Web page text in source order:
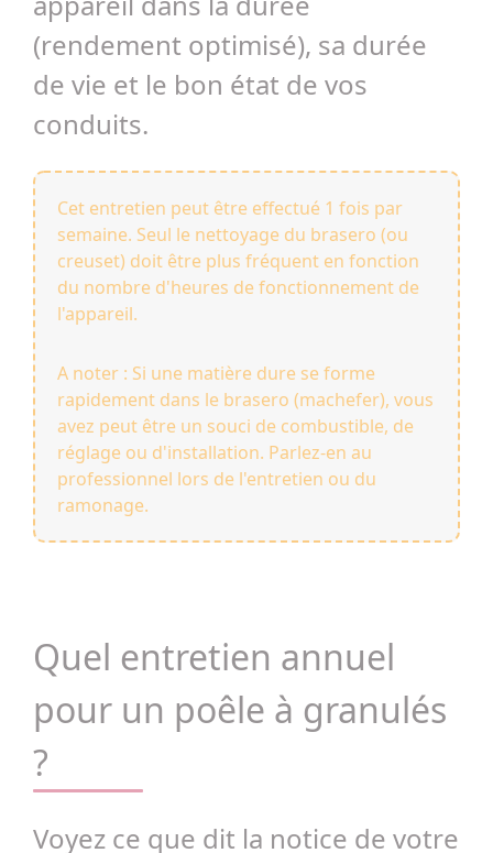
(rendement optimisé), sa durée
de vie et le bon état de vos
conduits.
Cet entretien peut être effectué 1 fois par
semaine. Seul le nettoyage du brasero (ou
creuset) doit être plus fréquent en fonction
du nombre d'heures de fonctionnement de
l'appareil.
A noter : Si une matière dure se forme
rapidement dans le brasero (machefer), vous
avez peut être un souci de combustible, de
réglage ou d'installation. Parlez-en au
professionnel lors de l'entretien ou du
ramonage.
Quel entretien annuel
pour un poêle à granulés
?
Voyez ce que dit la notice de votre